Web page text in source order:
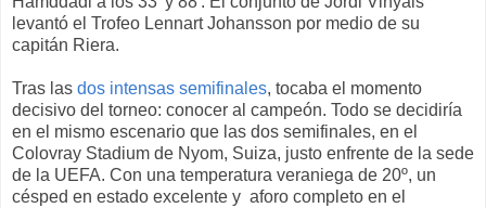
levantó el Trofeo Lennart Johansson por medio de su
capitán Riera.
Tras las dos intensas semifinales, tocaba el momento
decisivo del torneo: conocer al campeón. Todo se decidiría
en el mismo escenario que las dos semifinales, en el
Colovray Stadium de Nyom, Suiza, justo enfrente de la sede
de la UEFA. Con una temperatura veraniega de 20º, un
césped en estado excelente y aforo completo en el